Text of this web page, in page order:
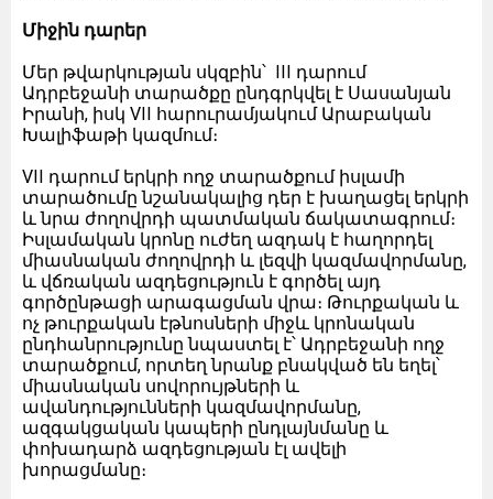
Միջին դարեր
Մեր թվարկության սկզբին՝ III դարում
Ադրբեջանի տարածքը ընդգրկվել է Սասանյան
Իրանի, իսկ VII հարուրամյակում Արաբական
Խալիֆաթի կազմում։
VII դարում երկրի ողջ տարածքում իսլամի
տարածումը նշանակալից դեր է խաղացել երկրի
և նրա ժողովրդի պատմական ճակատագրում։
Իսլամական կրոնը ուժեղ ազդակ է հաղորդել
միասնական ժողովրդի և լեզվի կազմավորմանը,
և վճռական ազդեցություն է գործել այդ
գործընթացի արագացման վրա։ Թուրքական և
ոչ թուրքական էթնոսների միջև կրոնական
ընդհանրությունը նպաստել է՝ Ադրբեջանի ողջ
տարածքում, որտեղ նրանք բնակված են եղել՝
միասնական սովորույթների և
ավանդությունների կազմավորմանը,
ազգակցական կապերի ընդլայնմանը և
փոխադարձ ազդեցության էլ ավելի
խորացմանը։